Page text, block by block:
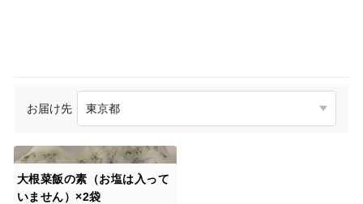
お届け先
大根菜飯の素（お塩は入って
いません）×2袋